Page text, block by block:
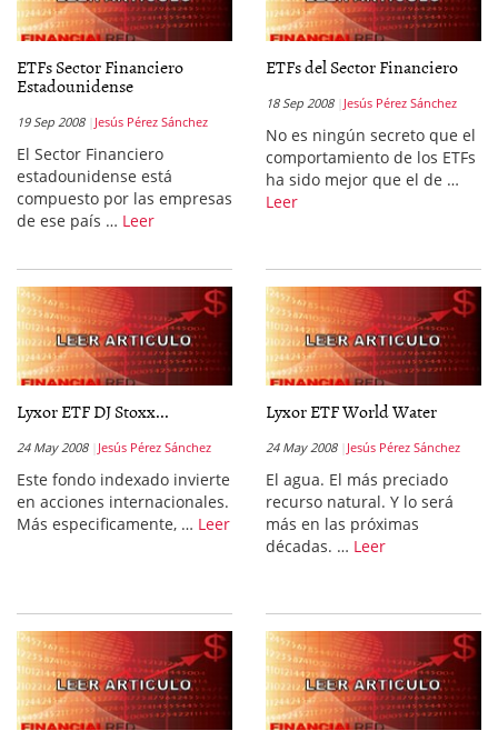
ETFs Sector Financiero
Estadounidense
19 Sep 2008 Jesús Pérez Sánchez
El Sector Financiero
estadounidense está
compuesto por las empresas
de ese país … Leer
ETFs del Sector Financiero
18 Sep 2008 Jesús Pérez Sánchez
No es ningún secreto que el
comportamiento de los ETFs
ha sido mejor que el de …
Leer
Lyxor ETF DJ Stoxx...
24 May 2008 Jesús Pérez Sánchez
Este fondo indexado invierte
en acciones internacionales.
Más especificamente, … Leer
Lyxor ETF World Water
24 May 2008 Jesús Pérez Sánchez
El agua. El más preciado
recurso natural. Y lo será
más en las próximas
décadas. … Leer